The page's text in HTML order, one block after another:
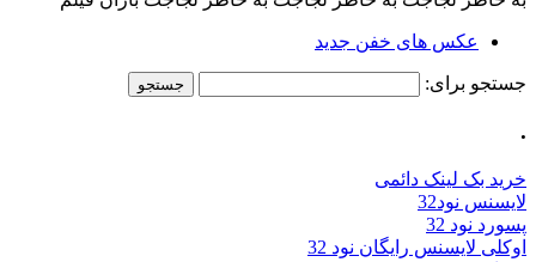
عکس های خفن جدید
جستجو برای:
.
خرید بک لینک دائمی
لایسنس نود32
پسورد نود 32
اوکلی لایسنس رایگان نود 32